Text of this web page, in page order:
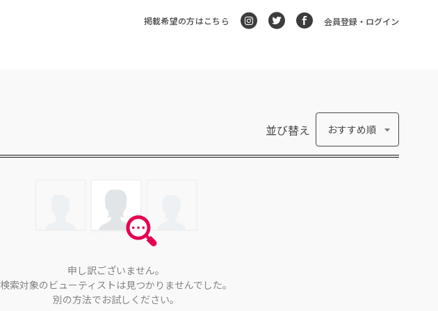
掲載希望の方はこちら 会員登録・ログイン
並び替え おすすめ順
申し訳ございません。
検索対象のビューティストは見つかりませんでした。
別の方法でお試しください。